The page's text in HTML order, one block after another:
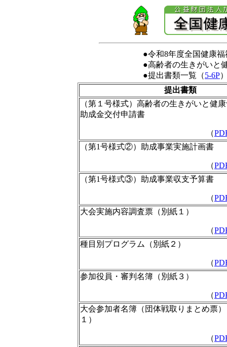
●令和8年度全国健康
●高齢者の生きがいと
●提出書類一覧（5-6P
提出書類
（第１号様式）高齢者の生きがいと健
助成金交付申請書
（
（第1号様式②）助成事業実施計画書
（
（第1号様式③）助成事業収支予算書
（
大会実施内容調査票（別紙１）
（
種目別プログラム（別紙２）
（
参加役員・審判名簿（別紙３）
（
大会参加者名簿（団体戦取りまとめ票
１）
（